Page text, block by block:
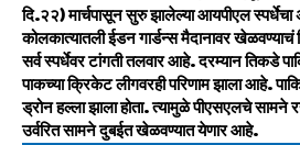
दि.२२) मार्चपासून सुरु झालेल्या आयपीएल
कोलकात्यातली ईडन गार्डन्स मैदानावर खेळवण्याचं
सर्व स्पर्धेवर टांगती तलवार आहे. दरम्यान तिकडे
पाकच्या क्रिकेट लीगवरही परिणाम झाला आहे.
ड्रोन हल्ला झाला होता. त्यामुळे पीएसएलचे सामने
उर्वरित सामने दुबईत खेळवण्यात येणार आहे.